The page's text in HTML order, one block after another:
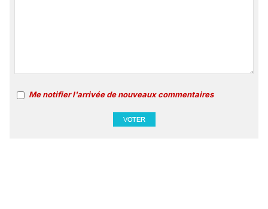
Me notifier l'arrivée de nouveaux commentaires